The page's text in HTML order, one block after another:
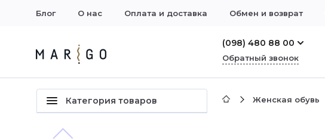
Блог О нас Оплата и доставка Обмен и возврат
(098) 480 88 00
Обратный звонок
Категория товаров Женская обувь